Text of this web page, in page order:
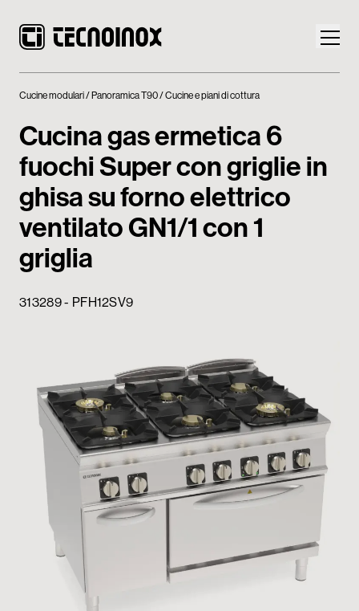
Prodotti
Mondo Tecnoinox
News
Download
My Tecnoinox
Cucine modulari Panoramica T90 Cucine e piani di cottura
Cucina gas ermetica 6
fuochi Super con griglie in
ghisa su forno elettrico
ventilato GN1/1 con 1
griglia
313289 - PFH12SV9